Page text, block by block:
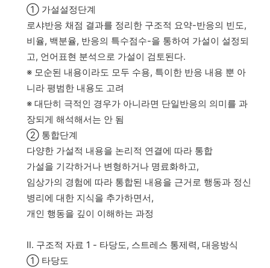
① 가설설정단계
로샤반응 채점 결과를 정리한 구조적 요약-반응의 빈도,
비율, 백분율, 반응의 특수점수-을 통하여 가설이 설정되
고, 언어표현 분석으로 가설이 검토된다.
※ 모순된 내용이라도 모두 수용, 특이한 반응 내용 뿐 아
니라 평범한 내용도 고려
※ 대단히 극적인 경우가 아니라면 단일반응의 의미를 과
장되게 해석해서는 안 됨
② 통합단계
다양한 가설적 내용을 논리적 연결에 따라 통합
가설을 기각하거나 변형하거나 명료화하고,
임상가의 경험에 따라 통합된 내용을 근거로 행동과 정신
병리에 대한 지식을 추가하면서,
개인 행동을 깊이 이해하는 과정
Ⅱ. 구조적 자료 1 - 타당도, 스트레스 통제력, 대응방식
① 타당도